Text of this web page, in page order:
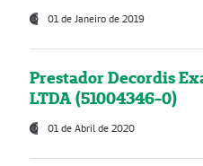
01 de Janeiro de 2019
Prestador Decordis
LTDA (51004346-0)
01 de Abril de 2020